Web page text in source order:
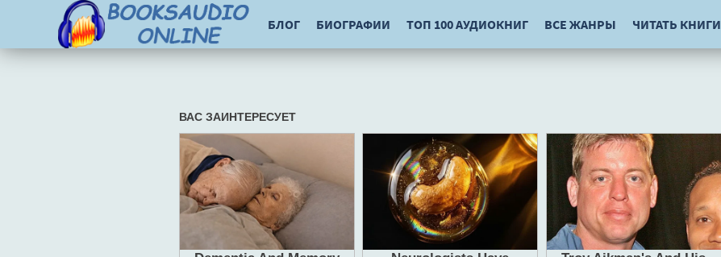
БЛОГ БИОГРАФИИ ТОП 100 АУДИОКНИГ ВСЕ ЖАНРЫ ЧИТАТЬ КНИГИ